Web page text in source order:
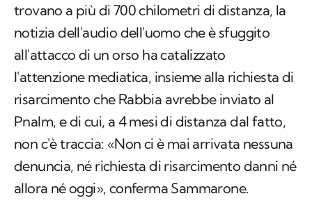
trovano a più di 700 chilometri di distanza, la
notizia dell'audio dell'uomo che è sfuggito
all'attacco di un orso ha catalizzato
l'attenzione mediatica, insieme alla richiesta di
risarcimento che Rabbia avrebbe inviato al
Pnalm, e di cui, a 4 mesi di distanza dal fatto,
non c'è traccia: «Non ci è mai arrivata nessuna
denuncia, né richiesta di risarcimento danni né
allora né oggi», conferma Sammarone.